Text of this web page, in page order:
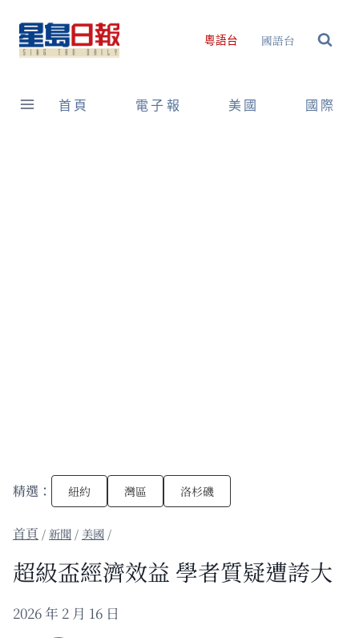
content
粵語台 國語台
首頁 電子報 美國 國際
精選： 紐約 灣區 洛杉磯
/新聞 / 美國 /
超級盃經濟效益 學者質疑遭誇大
2026 年 2 月 16 日